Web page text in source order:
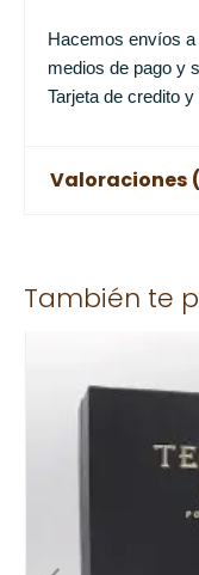
Hacemos envíos
medios de pago y
Tarjeta de credito
Valoraciones
Solo los usuarios
También te